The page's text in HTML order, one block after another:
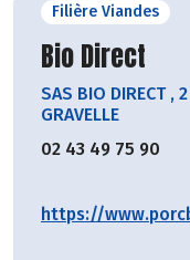
Filière Viandes
Découvrir le
Bio Direct
SAS BIO DIRECT ,
GRAVELLE
02 43 49 75 90
https://